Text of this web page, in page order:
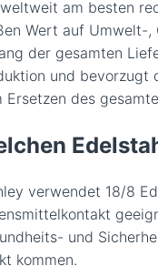
am besten
Wert auf Umwelt-,
der gesamten
und bevorzugt
Ersetzen des
verwendet 18/8
und
kommen.